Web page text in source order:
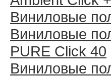
Виниловые
Виниловые
PURE Click 40
Виниловые